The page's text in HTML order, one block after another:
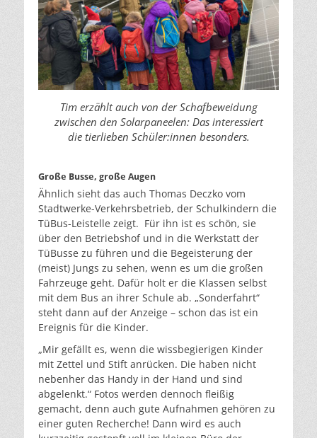
Tim erzählt auch von der Schafbeweidung
zwischen den Solarpaneelen: Das interessiert
die tierlieben Schüler:innen besonders.
Große Busse, große Augen
Ähnlich sieht das auch Thomas Deczko vom
Stadtwerke-Verkehrsbetrieb, der Schulkindern die
TüBus-Leistelle zeigt. Für ihn ist es schön, sie
über den Betriebshof und in die Werkstatt der
TüBusse zu führen und die Begeisterung der
(meist) Jungs zu sehen, wenn es um die großen
Fahrzeuge geht. Dafür holt er die Klassen selbst
mit dem Bus an ihrer Schule ab. „Sonderfahrt“
steht dann auf der Anzeige – schon das ist ein
Ereignis für die Kinder.
„Mir gefällt es, wenn die wissbegierigen Kinder
mit Zettel und Stift anrücken. Die haben nicht
nebenher das Handy in der Hand und sind
abgelenkt.“ Fotos werden dennoch fleißig
gemacht, denn auch gute Aufnahmen gehören zu
einer guten Recherche! Dann wird es auch